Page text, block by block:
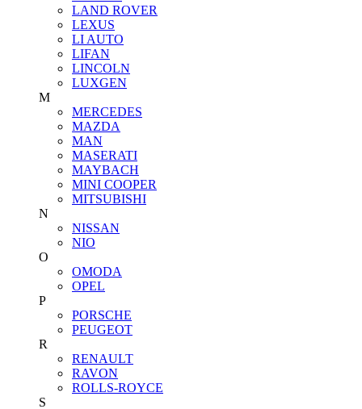
LAND ROVER
LEXUS
LI AUTO
LIFAN
LINCOLN
LUXGEN
M
MERCEDES
MAZDA
MAN
MASERATI
MAYBACH
MINI COOPER
MITSUBISHI
N
NISSAN
NIO
O
OMODA
OPEL
P
PORSCHE
PEUGEOT
R
RENAULT
RAVON
ROLLS-ROYCE
S